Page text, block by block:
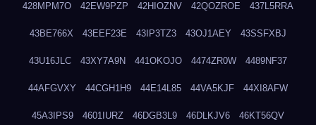
428MPM7O 42EW9PZP 42HIOZNV 42QOZROE 437L5RRA
43BE766X 43EEF23E 43IP3TZ3 43OJ1AEY 43SSFXBJ
43U16JLC 43XY7A9N 441OKOJO 4474ZR0W 4489NF37
44AFGVXY 44CGH1H9 44E14L85 44VA5KJF 44XI8AFW
45A3IPS9 4601IURZ 46DGB3L9 46DLKJV6 46KT56QV